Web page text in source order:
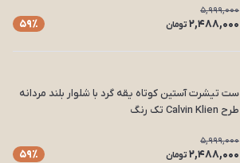
5,999,000
2,488,000 تومان 59٪
ست تیشرت آستین کوتاه یقه گرد با شلوار بلند مردانه
طرح Calvin Klien تک رنگ
5,999,000
2,488,000 تومان 59٪